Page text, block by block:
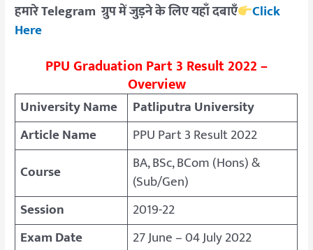
हमारे Telegram ग्रुप में जुड़ने के लिए यहाँ दबाएँ
Click
Here
PPU Graduation Part 3 Result 2022 –
Overview
University Name
Patliputra University
Article Name
PPU Part 3 Result 2022
Course
BA, BSc, BCom (Hons) &
(Sub/Gen)
Session
2019-22
Exam Date
27 June – 04 July 2022